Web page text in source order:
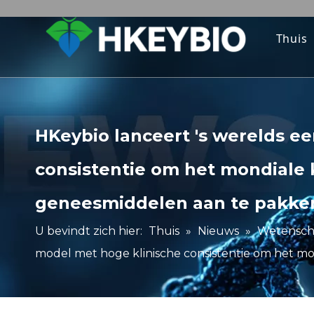
Thuis
HKeybio lanceert 's werelds
consistentie om het
geneesmiddelen aan te
U bevindt zich hier: Thuis » Nieuws »
model met hoge klinische consistentie om het